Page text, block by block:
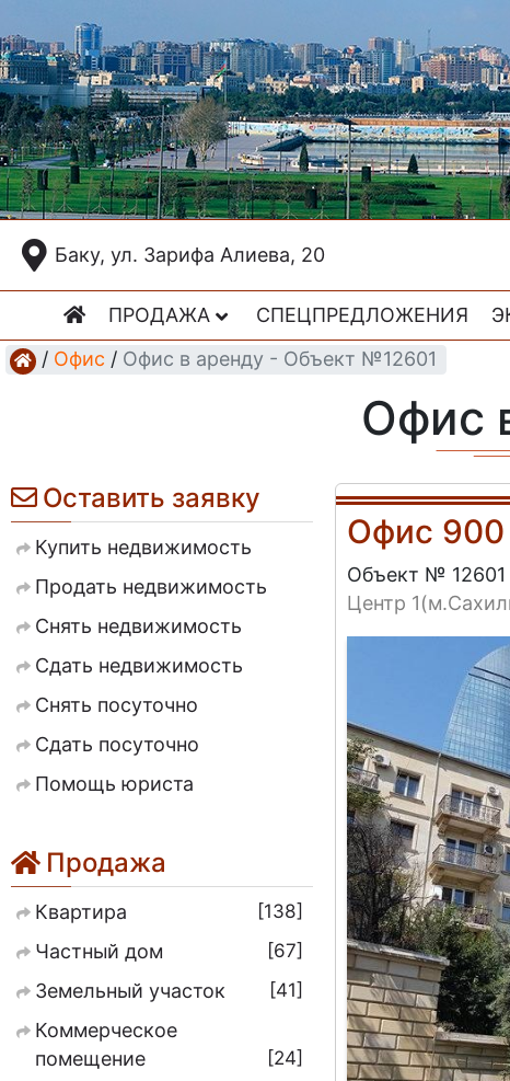
Баку, ул. Зарифа Алиева, 20
ПРОДАЖА СПЕЦПРЕДЛОЖЕНИЯ
/ Офис / Офис в аренду - Объект №12601
Офис
Оставить заявку
Купить недвижимость
Продать недвижимость
Снять недвижимость
Сдать недвижимость
Снять посуточно
Сдать посуточно
Помощь юриста
Продажа
Квартира
138
Частный дом
67
Земельный участок
41
Коммерческое
помещение
24
Офис 900
Объект № 12601
Центр